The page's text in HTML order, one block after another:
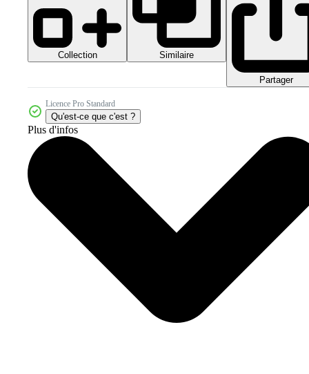
Collection Similaire
Partager
Licence Pro Standard
Qu'est-ce que c'est ?
Plus d'infos